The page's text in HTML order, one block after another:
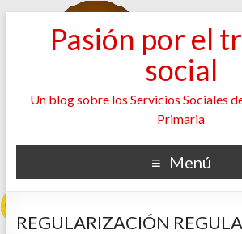
Pasión por el
social
Un blog sobre los Servicios Sociales
Primaria
Menú
REGULARIZACIÓN